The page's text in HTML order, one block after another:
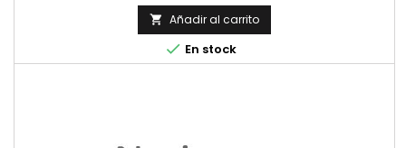
 Añadir al carrito
 En stock